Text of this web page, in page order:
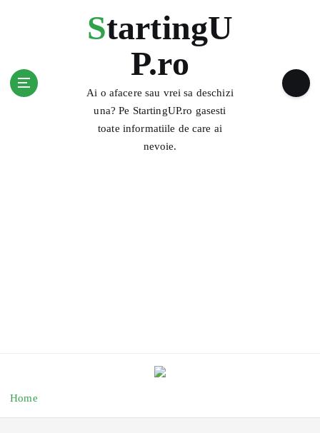
StartingU
P.ro
Ai o afacere sau vrei sa deschizi
una? Pe StartingUP.ro gasesti
toate informatiile de care ai
nevoie.
Home